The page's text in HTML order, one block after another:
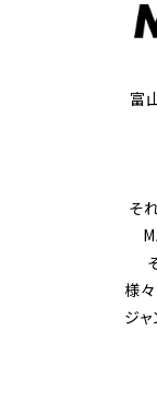
富
そ
様
ジ